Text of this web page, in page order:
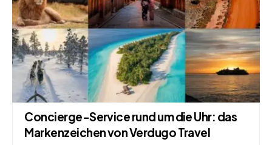
Concierge-Service rund um die Uhr: das
Markenzeichen von Verdugo Travel